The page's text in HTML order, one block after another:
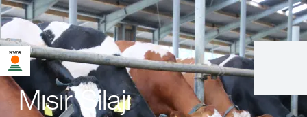
Mısır Silajı